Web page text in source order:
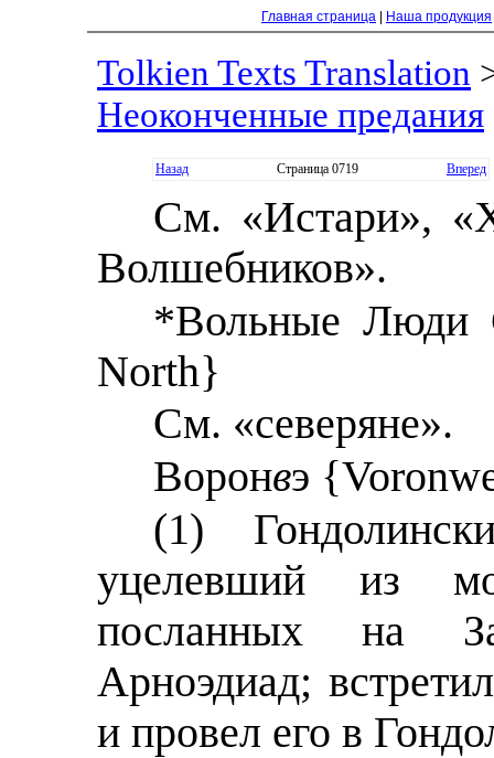
Главная страница Наша продукция
Tolkien Texts Translation
Неоконченные предания
Назад Страница 0719 Вперед
См. «Истари»,
Волшебников».
*Вольные Люди
North}
См. «северяне».
Воронвэ
(1)
уцелевший из
посланных на
Арноэдиад;
и провел его в